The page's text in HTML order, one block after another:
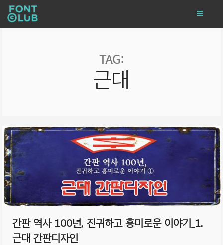
TAG:
근대
간판 역사 100년, 진귀하고 흥미로운 이야기_1.
근대 간판디자인